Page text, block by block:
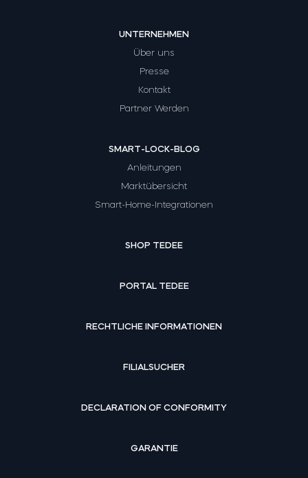
UNTERNEHMEN
Über uns
Presse
Kontakt
Partner Werden
SMART-LOCK-BLOG
Anleitungen
Marktübersicht
Smart-Home-Integrationen
SHOP TEDEE
PORTAL TEDEE
RECHTLICHE INFORMATIONEN
FILIALSUCHER
DECLARATION OF CONFORMITY
GARANTIE